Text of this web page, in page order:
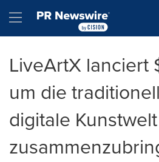
Hamburger menu
LiveArtX lanciert
um die
digitale Kunstwelt